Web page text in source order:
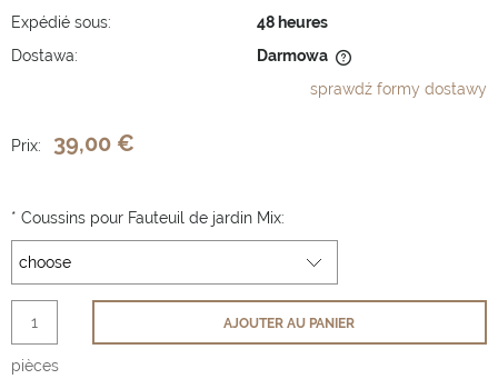
Expédié sous:
48 heures
Dostawa:
Darmowa
sprawdź formy dostawy
Prix: 39,00 €
* Coussins pour Fauteuil de jardin Mix:
pièces
AJOUTER AU PANIER